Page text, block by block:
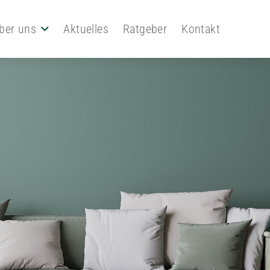
uns Aktuelles Ratgeber Kontakt